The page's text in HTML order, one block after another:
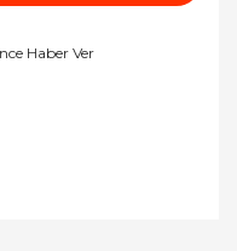
Haber Ver